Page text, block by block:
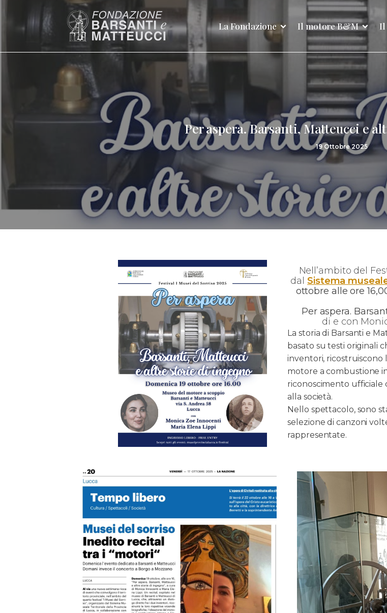
La Fondazione Il motore B&M Il
Per aspera. Barsanti, Matteucci e
19 Ottobre 2025
Nell’ambito del
dalSistema
ottobre alle ore
Per aspera.
di e con
La storia di Barsanti e
basato su testi originali
inventori, ricostruiscono
motore a combustione
riconoscimento ufficiale
alla società.
Nello spettacolo, sono
selezione di canzoni
rappresentate.